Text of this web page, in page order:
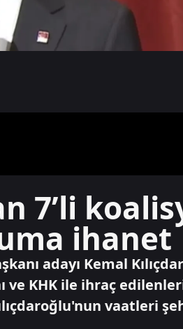
7’li
ihanet
adayı Kemal
ve KHK ile ihraç
vaatleri